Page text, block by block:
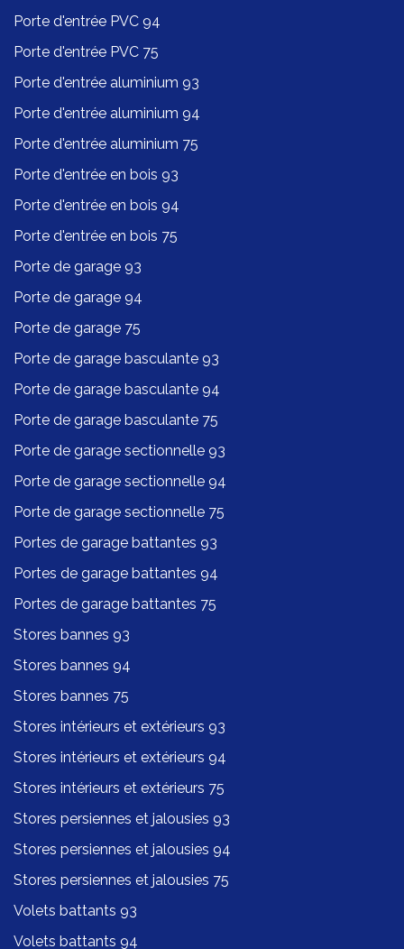
Porte d'entrée PVC 94
Porte d'entrée PVC 75
Porte d'entrée aluminium 93
Porte d'entrée aluminium 94
Porte d'entrée aluminium 75
Porte d'entrée en bois 93
Porte d'entrée en bois 94
Porte d'entrée en bois 75
Porte de garage 93
Porte de garage 94
Porte de garage 75
Porte de garage basculante 93
Porte de garage basculante 94
Porte de garage basculante 75
Porte de garage sectionnelle 93
Porte de garage sectionnelle 94
Porte de garage sectionnelle 75
Portes de garage battantes 93
Portes de garage battantes 94
Portes de garage battantes 75
Stores bannes 93
Stores bannes 94
Stores bannes 75
Stores intérieurs et extérieurs 93
Stores intérieurs et extérieurs 94
Stores intérieurs et extérieurs 75
Stores persiennes et jalousies 93
Stores persiennes et jalousies 94
Stores persiennes et jalousies 75
Volets battants 93
Volets battants 94